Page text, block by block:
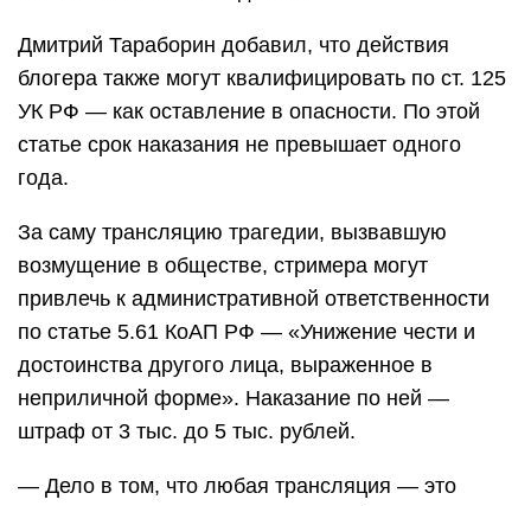
Дмитрий Тараборин добавил, что действия
блогера также могут квалифицировать по ст. 125
УК РФ — как оставление в опасности. По этой
статье срок наказания не превышает одного
года.
За саму трансляцию трагедии, вызвавшую
возмущение в обществе, стримера могут
привлечь к административной ответственности
по статье 5.61 КоАП РФ — «Унижение чести и
достоинства другого лица, выраженное в
неприличной форме». Наказание по ней —
штраф от 3 тыс. до 5 тыс. рублей.
— Дело в том, что любая трансляция — это